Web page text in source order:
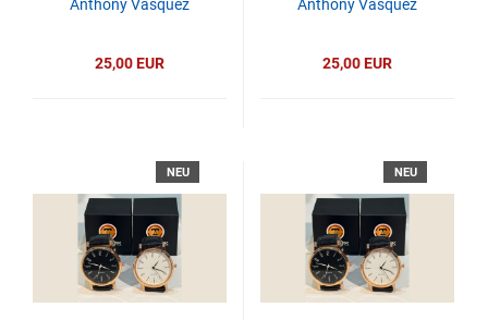
Anthony Vasquez
25,00 EUR
Anthony Vasquez
25,00 EUR
NEU NEU